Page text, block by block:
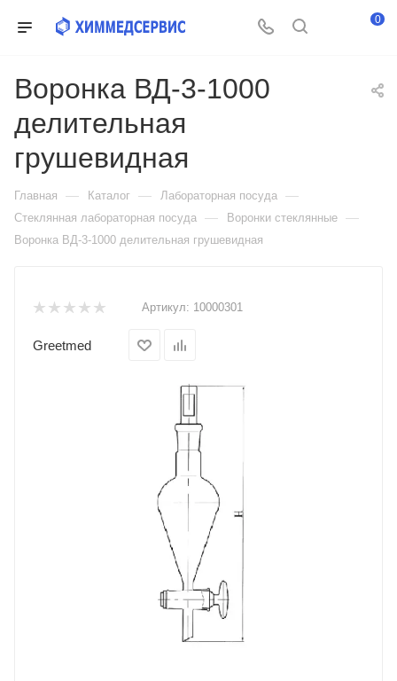
0
Воронка ВД-3-1000
делительная
грушевидная
Главная — Каталог — Лабораторная посуда —
Стеклянная лабораторная посуда — Воронки стеклянные —
Воронка ВД-3-1000 делительная грушевидная
Артикул: 10000301
Greetmed